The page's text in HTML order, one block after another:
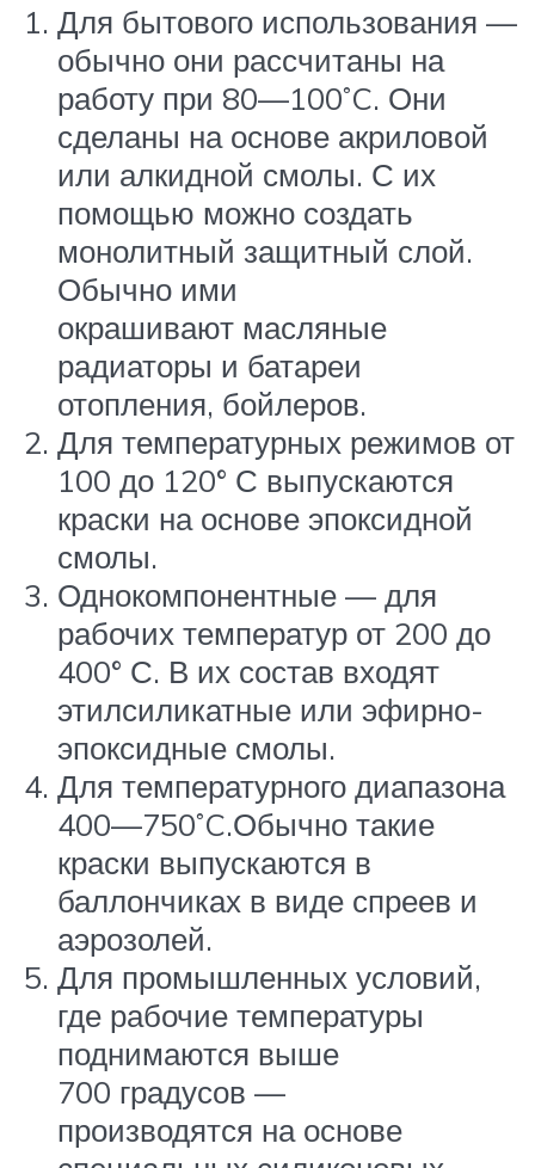
Для бытового использования —
обычно они рассчитаны на
работу при 80—100˚C. Они
сделаны на основе акриловой
или алкидной смолы. С их
помощью можно создать
монолитный защитный слой.
Обычно ими
окрашивают масляные
радиаторы и батареи
отопления, бойлеров.
Для температурных режимов от
100 до 120° С выпускаются
краски на основе эпоксидной
смолы.
Однокомпонентные — для
рабочих температур от 200 до
400° С. В их состав входят
этилсиликатные или эфирно-
эпоксидные смолы.
Для температурного диапазона
400—750˚C.Обычно такие
краски выпускаются в
баллончиках в виде спреев и
аэрозолей.
Для промышленных условий,
где рабочие температуры
поднимаются выше
700 градусов —
производятся на основе